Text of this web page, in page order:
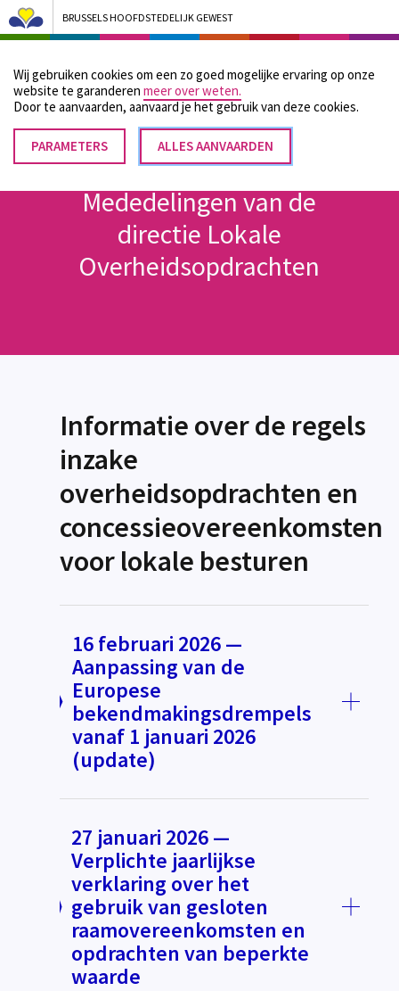
Wij gebruiken cookies om een zo goed mogelijke ervaring op onze
website te garanderen meer over weten.
Door te aanvaarden, aanvaard je het gebruik van deze cookies.
PARAMETERS ALLES AANVAARDEN
TOESTEMMING
INTREKKEN
BRUSSELS HOOFDSTEDELIJK GEWEST
Bruxelles Pouvoirs Locaux - Aller à la page d'accueil
Menu
Kruimelpad
Home Mededelingen van de directie Lokale Overheidsopdrachten
Mededelingen van de
directie Lokale
Overheidsopdrachten
Informatie over de regels
inzake
overheidsopdrachten en
concessieovereenkomsten
voor lokale besturen
16 februari 2026 —
Aanpassing van de
Europese
bekendmakingsdrempels
vanaf 1 januari 2026
(update)
27 januari 2026 —
Verplichte jaarlijkse
verklaring over het
gebruik van gesloten
raamovereenkomsten en
opdrachten van beperkte
waarde